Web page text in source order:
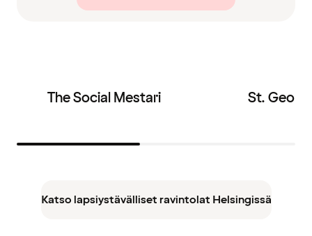
The Social Mestari St.
Katso lapsiystävälliset ravintolat Helsingissä